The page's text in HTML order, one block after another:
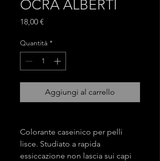
OCRA ALBERTI
18,00 €
Quantità *
Aggiungi al carrello
Colorante caseinico per pelli
lisce. Studiato a rapida
essiccazione non lascia sui capi